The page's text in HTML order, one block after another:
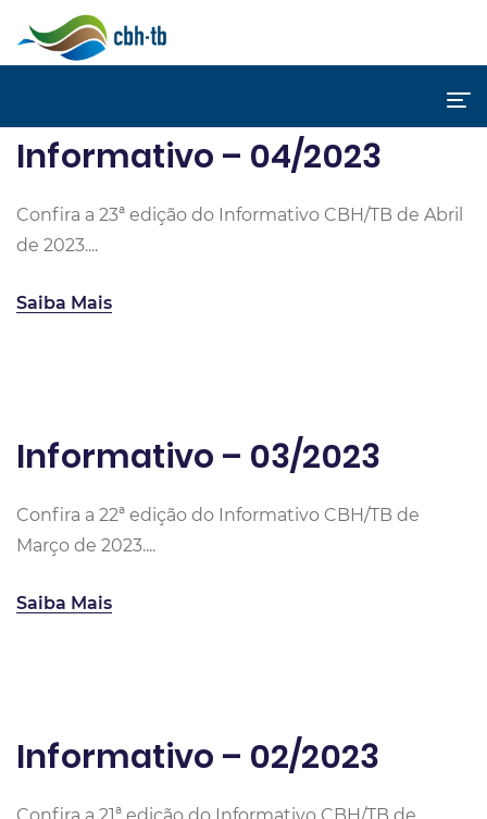
Informativo – 04/2023
Confira a 23ª edição do Informativo CBH/TB de Abril
de 2023....
Saiba Mais
Informativo – 03/2023
Confira a 22ª edição do Informativo CBH/TB de
Março de 2023....
Saiba Mais
Informativo – 02/2023